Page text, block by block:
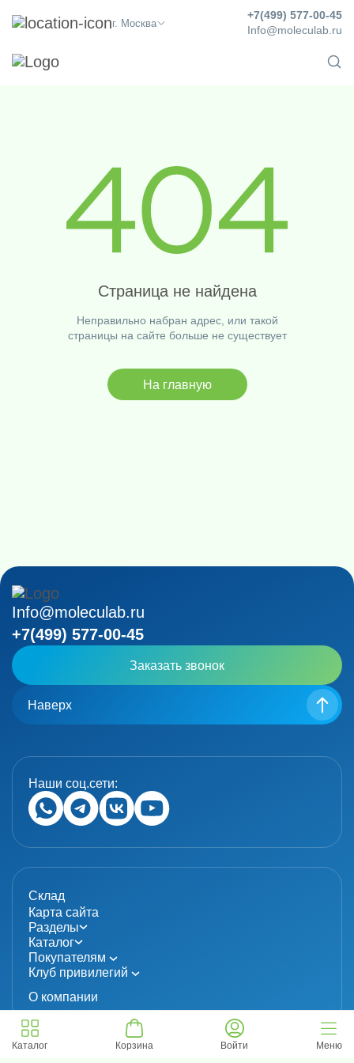
г. Москва
Info@moleculab.ru
+7(499) 577-00-45
Страница не найдена
Неправильно набран адрес, или такой
страницы на сайте больше не существует
На главную
Info@moleculab.ru
+7(499) 577-00-45
Заказать звонок
Наверх
Наши соц.сети:
Склад
Карта сайта
Разделы
Каталог
Покупателям
Клуб привилегий
О компании
© 2024 «MolecuLab». Все права защищены.
Каталог Корзина Войти Меню